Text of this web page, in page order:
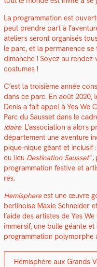
La pro­gram­ma­tion est
peut pren­dre part à
ate­liers seront organ­isés
le parc, et la per­ma­nence
dimanche ! Soyez au
cos­tumes !
C’est la troisième année
dans ce parc. En août 2020,
Denis a fait appel à Yes We
Parc du Saus­set dans le
idaire. L’association a alors
départe­ment une aven­ture
pique-nique géant et inclusif :
eu lieu Des­ti­na­tion Saus­set ,
pro­gram­ma­tion fes­tive et
rés.
Hemi­sphereest une œuvre
berli­noise Max­ie Schnei­der
l’aide des artistes de Yes
immer­sif, une bulle géante
pro­gram­ma­tion
Hémis­phère aux Grands